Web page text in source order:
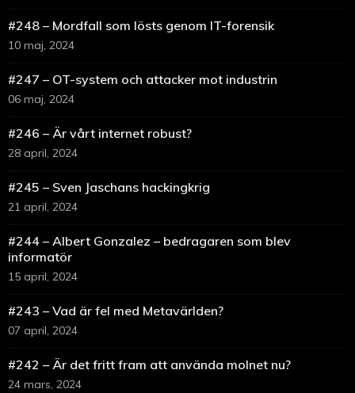
#248 – Mordfall som lösts genom IT-forensik
10 maj, 2024
#247 – OT-system och attacker mot industrin
06 maj, 2024
#246 – Är vårt internet robust?
28 april, 2024
#245 – Sven Jaschans hackingkrig
21 april, 2024
#244 – Albert Gonzalez – bedragaren som blev
informatör
15 april, 2024
#243 – Vad är fel med Metavärlden?
07 april, 2024
#242 – Är det fritt fram att använda molnet nu?
24 mars, 2024